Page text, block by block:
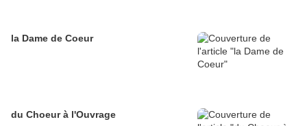
la Dame de Coeur
du Choeur à l'Ouvrage